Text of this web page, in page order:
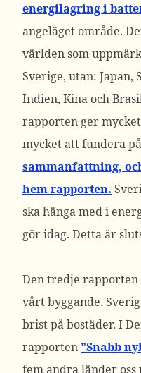
energilagring i
angeläget område.
världen som
Sverige, utan: Japan,
Indien, Kina och
rapporten ger
mycket att fundera
sammanfattning,
hem rapporten.
ska hänga med i
gör idag. Detta är
Den tredje
vårt byggande.
brist på bostäder. I
rapporten”Snabb
fem andra länder oss